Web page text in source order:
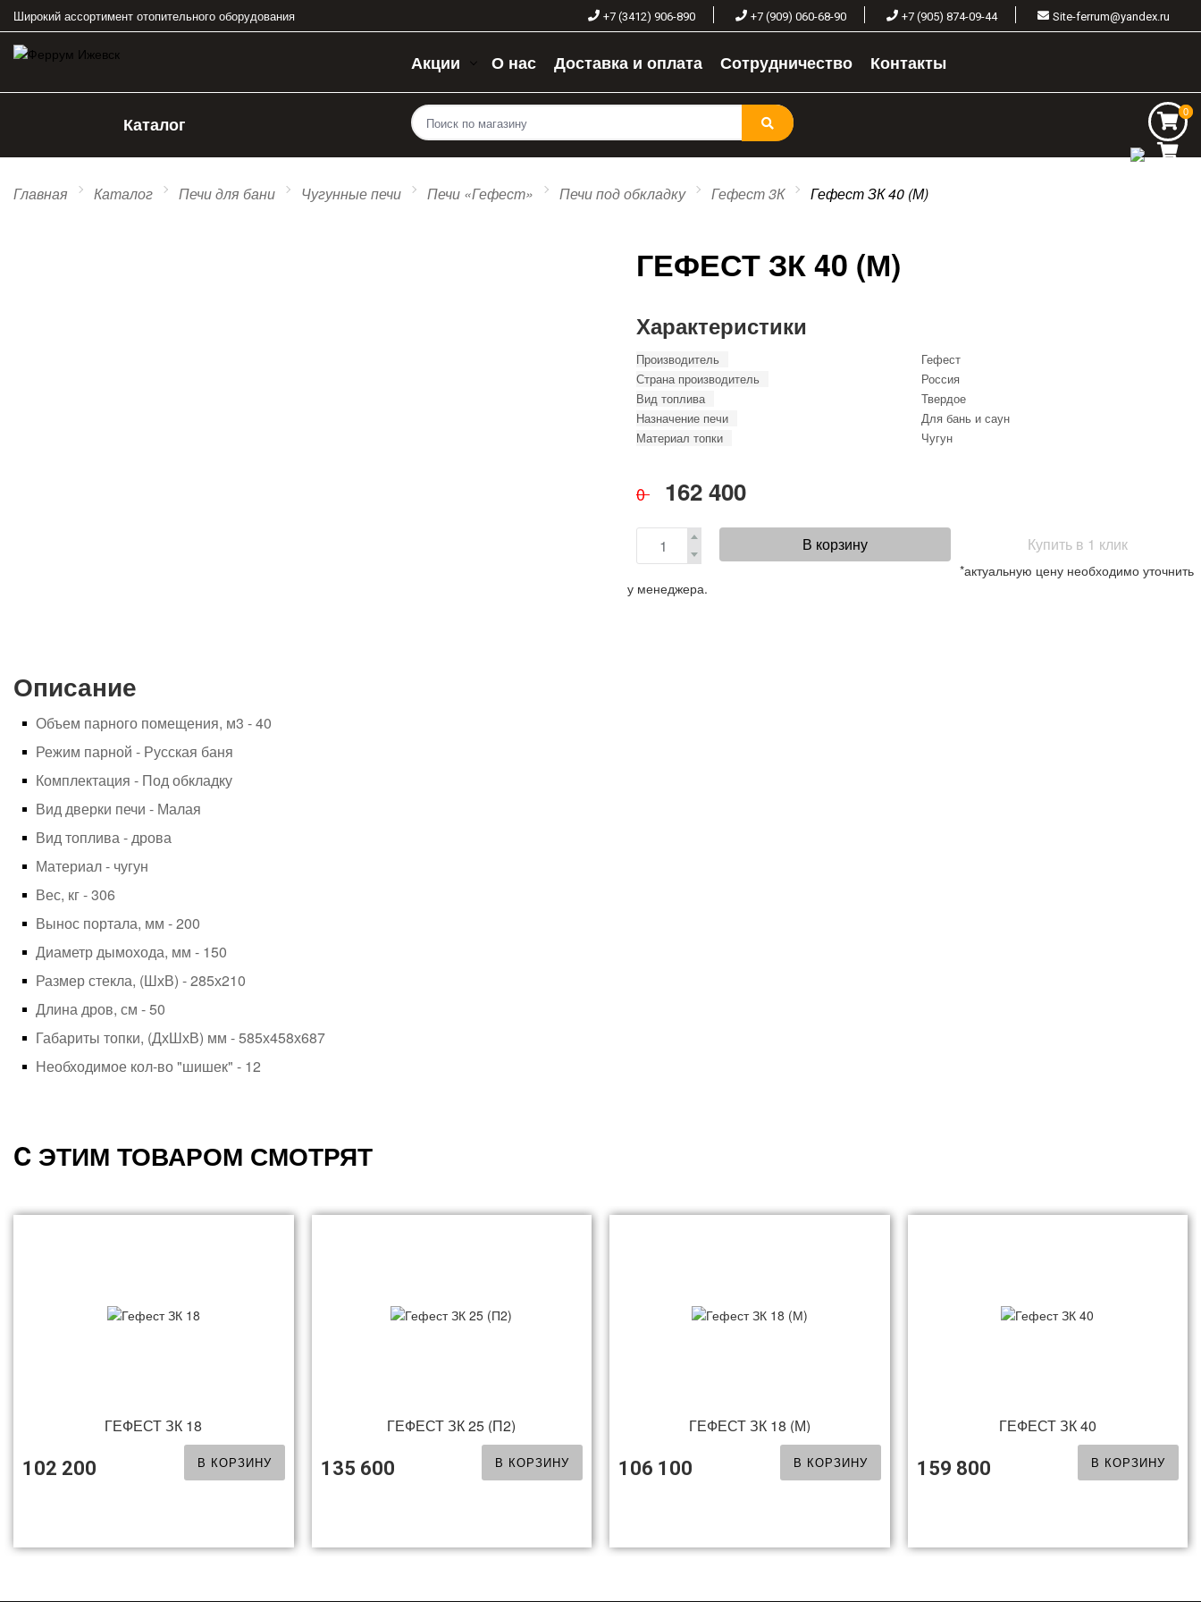
Широкий ассортимент отопительного оборудования +7 (3412) 906-890 +7 (909) 060-68-90 +7 (905) 874-09-44 Site-ferrum@yandex.ru
Акции О нас Доставка и оплата Сотрудничество Контакты
Каталог
0
0
Главная Каталог Печи для бани Чугунные печи Печи «Гефест» Печи под обкладку Гефест 3К Гефест ЗК 40 (М)
ГЕФЕСТ ЗК 40 (М)
Характеристики
Производитель
Гефест
Страна производитель
Россия
Вид топлива
Твердое
Назначение печи
Для бань и саун
Материал топки
Чугун
0 162 400
В корзину Купить в 1 клик
*актуальную цену необходимо уточнить
у менеджера.
Описание
Объем парного помещения, м3 - 40
Режим парной - Русская баня
Комплектация - Под обкладку
Вид дверки печи - Малая
Вид топлива - дрова
Материал - чугун
Вес, кг - 306
Вынос портала, мм - 200
Диаметр дымохода, мм - 150
Размер стекла, (ШхВ) - 285х210
Длина дров, см - 50
Габариты топки, (ДхШхВ) мм - 585х458х687
Необходимое кол-во "шишек" - 12
C ЭТИМ ТОВАРОМ СМОТРЯТ
ГЕФЕСТ ЗК 18
102 200 В КОРЗИНУ
ГЕФЕСТ ЗК 25 (П2)
135 600 В КОРЗИНУ
ГЕФЕСТ ЗК 18 (М)
106 100 В КОРЗИНУ
ГЕФЕСТ ЗК 40
159 800 В КОРЗИНУ